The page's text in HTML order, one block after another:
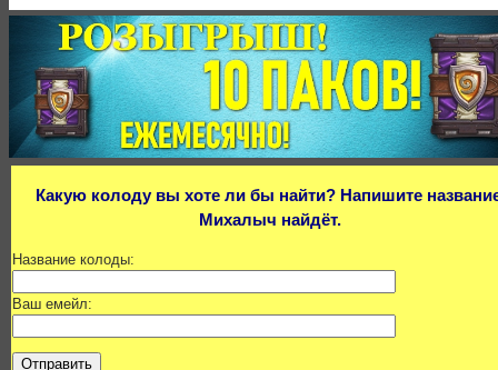
Какую колоду вы хоте ли бы найти? Напишите
Михалыч найдёт.
Название колоды:
Ваш емейл: